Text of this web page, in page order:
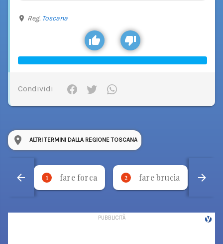
Reg. Toscana
Condividi
ALTRI TERMINI DALLA REGIONE TOSCANA
1 fare forca 2 fare brucia